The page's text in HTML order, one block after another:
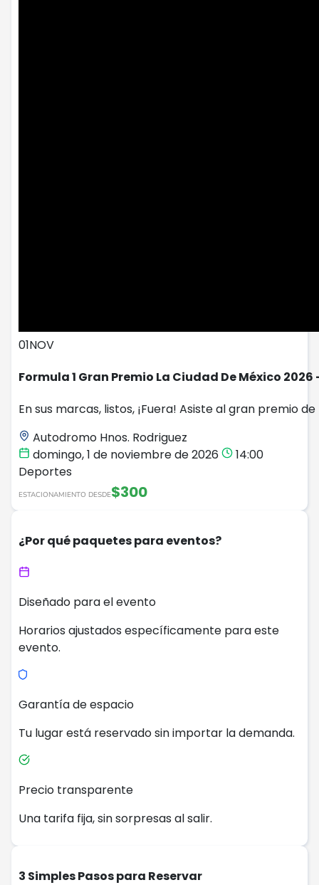
01NOV
Formula 1 Gran Premio La Ciudad De México 2026
En sus marcas, listos, ¡Fuera! Asiste al gran premio
Autodromo Hnos. Rodriguez
domingo, 1 de noviembre de 2026
14:00
Deportes
ESTACIONAMIENTO DESDE$300
¿Por qué paquetes para eventos?
Diseñado para el evento
Horarios ajustados específicamente para este
evento.
Garantía de espacio
Tu lugar está reservado sin importar la demanda.
Precio transparente
Una tarifa fija, sin sorpresas al salir.
3 Simples Pasos para Reservar